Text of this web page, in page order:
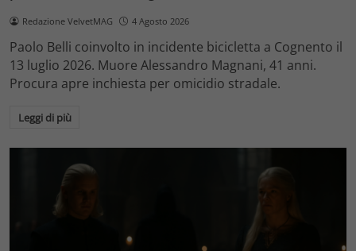
Redazione VelvetMAG 4 Agosto 2026
Paolo Belli coinvolto in incidente bicicletta a Cognento il
13 luglio 2026. Muore Alessandro Magnani, 41 anni.
Procura apre inchiesta per omicidio stradale.
Leggi di più